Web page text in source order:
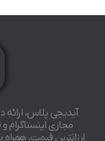
آیدیجی پلاس،
مجازی اینستاگرام